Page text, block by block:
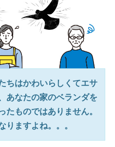
ちはかわいらしくてエサ
あなたの家のベランダを
たものではありません。
りますよね。。。